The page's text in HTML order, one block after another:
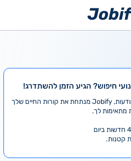
חיפוש? הגיע הזמן להשתדרג!
במקום לעבור לבד על אלפי מודעות, Jobify מנתחת את קורות החיים שלך
מתאימות לך.
קטנות.